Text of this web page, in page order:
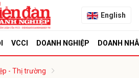
English
VCCI DOANH NGHIỆP DOANH
- Thị trường